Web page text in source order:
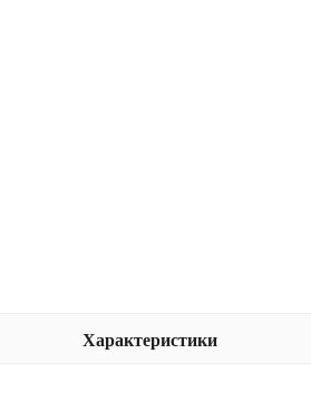
Характеристики